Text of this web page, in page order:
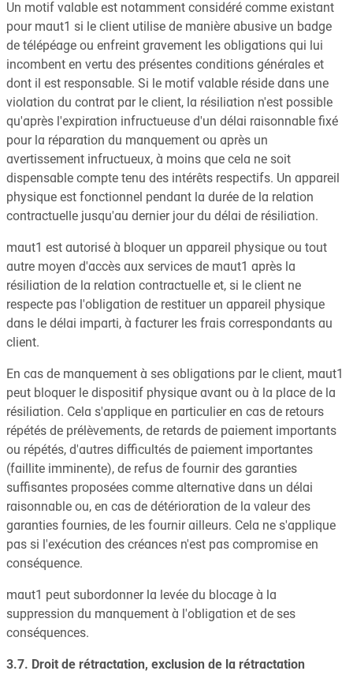
Un motif valable est notamment considéré comme existant
pour maut1 si le client utilise de manière abusive un badge
de télépéage ou enfreint gravement les obligations qui lui
incombent en vertu des présentes conditions générales et
dont il est responsable. Si le motif valable réside dans une
violation du contrat par le client, la résiliation n'est possible
qu'après l'expiration infructueuse d'un délai raisonnable fixé
pour la réparation du manquement ou après un
avertissement infructueux, à moins que cela ne soit
dispensable compte tenu des intérêts respectifs. Un appareil
physique est fonctionnel pendant la durée de la relation
contractuelle jusqu'au dernier jour du délai de résiliation.
maut1 est autorisé à bloquer un appareil physique ou tout
autre moyen d'accès aux services de maut1 après la
résiliation de la relation contractuelle et, si le client ne
respecte pas l'obligation de restituer un appareil physique
dans le délai imparti, à facturer les frais correspondants au
client.
En cas de manquement à ses obligations par le client, maut1
peut bloquer le dispositif physique avant ou à la place de la
résiliation. Cela s'applique en particulier en cas de retours
répétés de prélèvements, de retards de paiement importants
ou répétés, d'autres difficultés de paiement importantes
(faillite imminente), de refus de fournir des garanties
suffisantes proposées comme alternative dans un délai
raisonnable ou, en cas de détérioration de la valeur des
garanties fournies, de les fournir ailleurs. Cela ne s'applique
pas si l'exécution des créances n'est pas compromise en
conséquence.
maut1 peut subordonner la levée du blocage à la
suppression du manquement à l'obligation et de ses
conséquences.
3.7. Droit de rétractation, exclusion de la rétractation